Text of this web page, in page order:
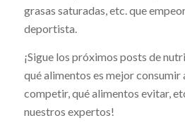
grasas saturadas, etc. que
deportista.
¡Sigue los próximos posts de
qué alimentos es mejor consumir
competir, qué alimentos evitar,
nuestros expertos!